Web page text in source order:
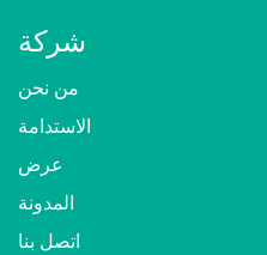
شركة
من نحن
الاستدامة
عرض
المدونة
اتصل بنا